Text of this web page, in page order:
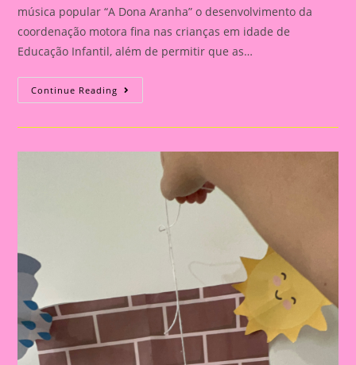
música popular “A Dona Aranha” o desenvolvimento da
coordenação motora fina nas crianças em idade de
Educação Infantil, além de permitir que as…
Continue Reading Atividade
Dona